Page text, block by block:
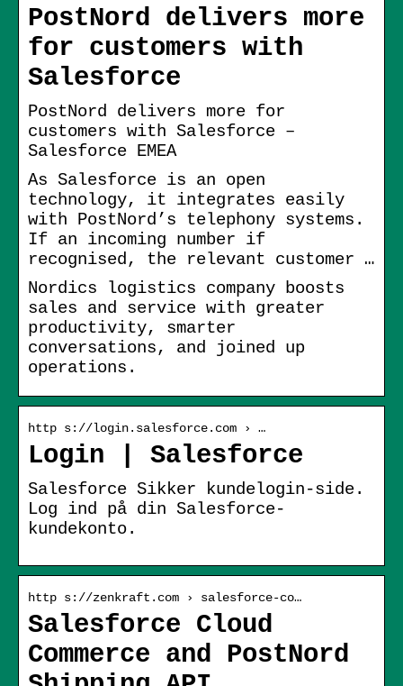
PostNord delivers more
for customers with
Salesforce
PostNord delivers more for
customers with Salesforce –
Salesforce EMEA
As Salesforce is an open
technology, it integrates easily
with PostNord’s telephony systems.
If an incoming number if
recognised, the relevant customer …
Nordics logistics company boosts
sales and service with greater
productivity, smarter
conversations, and joined up
operations.
http s://login.salesforce.com › …
Login | Salesforce
Salesforce Sikker kundelogin-side.
Log ind på din Salesforce-
kundekonto.
http s://zenkraft.com › salesforce-co…
Salesforce Cloud
Commerce and PostNord